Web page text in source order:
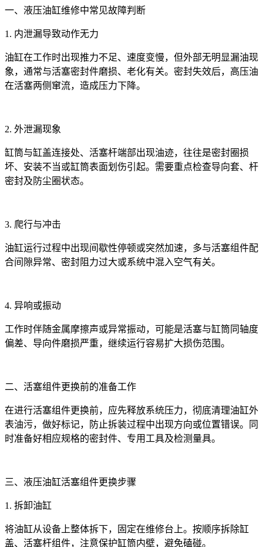
一、液压油缸维修中常见故障判断
1. 内泄漏导致动作无力
油缸在工作时出现推力不足、速度变慢，但外部无明显漏油现
象，通常与活塞密封件磨损、老化有关。密封失效后，高压油
在活塞两侧窜流，造成压力下降。
2. 外泄漏现象
缸筒与缸盖连接处、活塞杆端部出现油迹，往往是密封圈损
坏、安装不当或缸筒表面划伤引起。需要重点检查导向套、杆
密封及防尘圈状态。
3. 爬行与冲击
油缸运行过程中出现间歇性停顿或突然加速，多与活塞组件配
合间隙异常、密封阻力过大或系统中混入空气有关。
4. 异响或振动
工作时伴随金属摩擦声或异常振动，可能是活塞与缸筒同轴度
偏差、导向件磨损严重，继续运行容易扩大损伤范围。
二、活塞组件更换前的准备工作
在进行活塞组件更换前，应先释放系统压力，彻底清理油缸外
表油污，做好标记，防止拆装过程中出现方向或位置错误。同
时准备好相应规格的密封件、专用工具及检测量具。
三、液压油缸活塞组件更换步骤
1. 拆卸油缸
将油缸从设备上整体拆下，固定在维修台上。按顺序拆除缸
盖、活塞杆组件，注意保护缸筒内壁，避免磕碰。